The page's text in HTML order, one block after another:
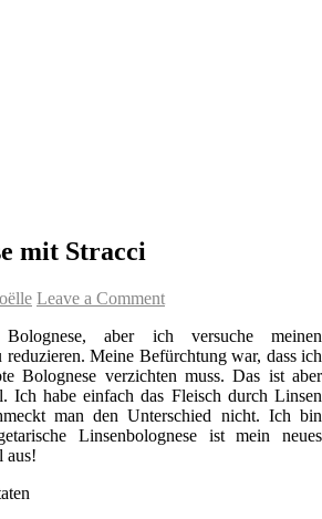
mit Stracci
Leave a Comment
aber ich versuche meinen
Meine Befürchtung war, dass ich
Bolognese verzichten muss. Das ist aber
Ich habe einfach das Fleisch durch Linsen
man den Unterschied nicht. Ich bin
Linsenbolognese ist mein neues
aus!